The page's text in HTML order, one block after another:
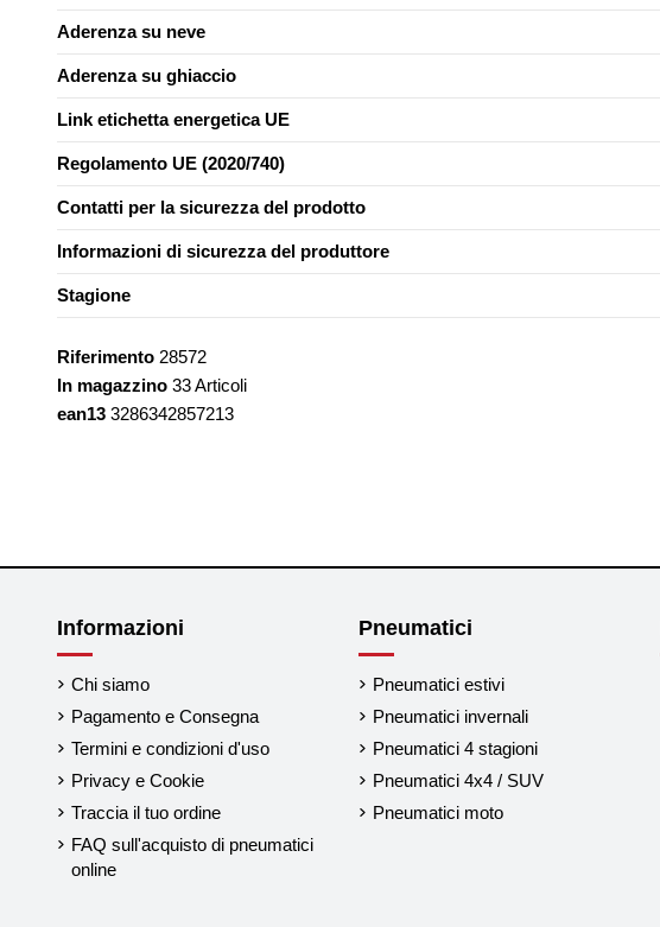
Aderenza su neve
Aderenza su ghiaccio
Link etichetta energetica UE
Regolamento UE (2020/740)
Contatti per la sicurezza del prodotto
Informazioni di sicurezza del produttore
Stagione
Riferimento 28572
In magazzino 33 Articoli
ean13 3286342857213
Informazioni
Chi siamo
Pagamento e Consegna
Termini e condizioni d'uso
Privacy e Cookie
Traccia il tuo ordine
FAQ sull'acquisto di pneumatici
online
Pneumatici
Pneumatici estivi
Pneumatici invernali
Pneumatici 4 stagioni
Pneumatici 4x4 / SUV
Pneumatici moto